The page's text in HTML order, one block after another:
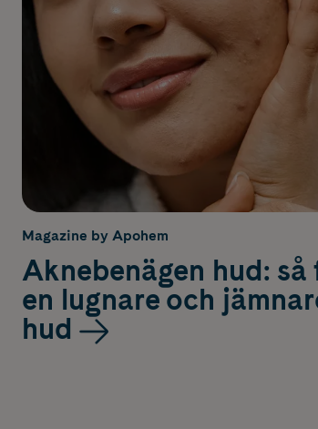
Magazine by Apohem
Aknebenägen hud: så
en lugnare och
hud